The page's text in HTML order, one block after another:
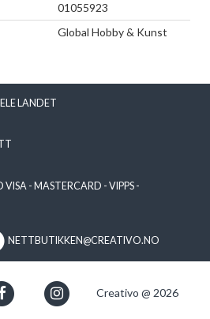
01055923
Global Hobby & Kunst
LANDET
VISA - MASTERCARD - VIPPS -
NETTBUTIKKEN@CREATIVO.NO
Creativo @ 2026